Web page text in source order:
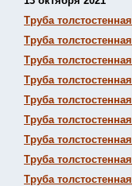
Труба толстостенная
Труба толстостенная
Труба толстостенная
Труба толстостенная
Труба толстостенная
Труба толстостенная
Труба толстостенная
Труба толстостенная
Труба толстостенная